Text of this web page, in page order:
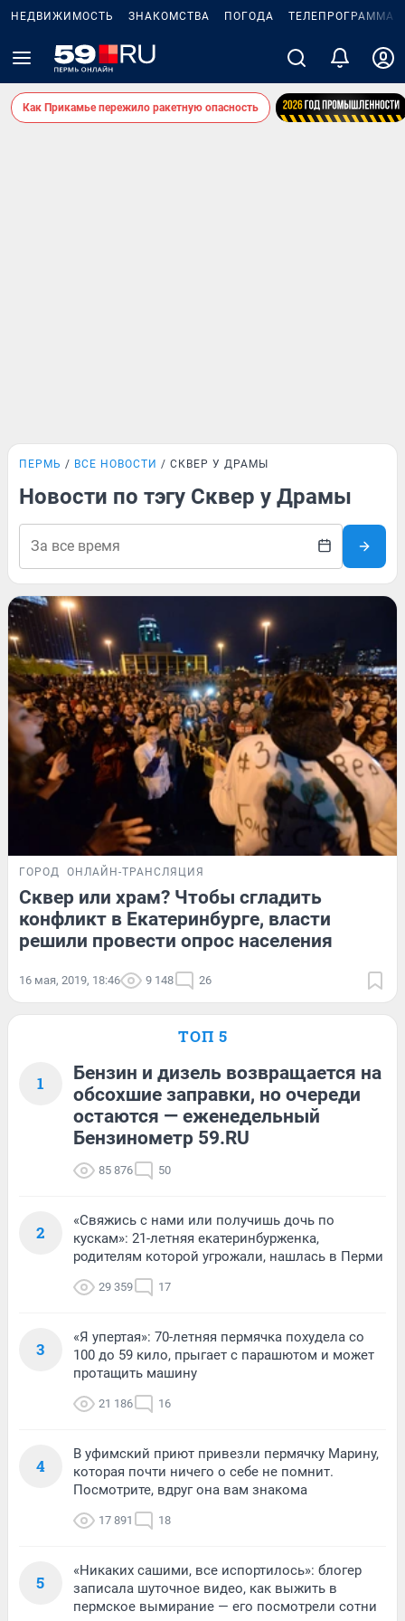
НЕДВИЖИМОСТЬ ЗНАКОМСТВА ПОГОДА ТЕЛЕПРОГРАММА
Как Прикамье пережило ракетную опасность
ПЕРМЬ ВСЕ НОВОСТИ СКВЕР У ДРАМЫ
Новости по тэгу Сквер у Драмы
ГОРОД ОНЛАЙН-ТРАНСЛЯЦИЯ
Сквер или храм? Чтобы сгладить
конфликт в Екатеринбурге, власти
решили провести опрос населения
16 мая, 2019, 18:46 9 148 26
ТОП 5
1
Бензин и дизель возвращается на
обсохшие заправки, но очереди
остаются — еженедельный
Бензинометр 59.RU
85 876 50
2
«Свяжись с нами или получишь дочь по
кускам»: 21-летняя екатеринбурженка,
родителям которой угрожали, нашлась в Перми
29 359 17
3
«Я упертая»: 70-летняя пермячка похудела со
100 до 59 кило, прыгает с парашютом и может
протащить машину
21 186 16
4
В уфимский приют привезли пермячку Марину,
которая почти ничего о себе не помнит.
Посмотрите, вдруг она вам знакома
17 891 18
5
«Никаких сашими, все испортилось»: блогер
записала шуточное видео, как выжить в
пермское вымирание — его посмотрели сотни